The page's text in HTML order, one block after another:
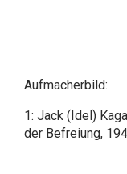
Aufmacherbild:
1: Jack (Idel)
der Befreiung,